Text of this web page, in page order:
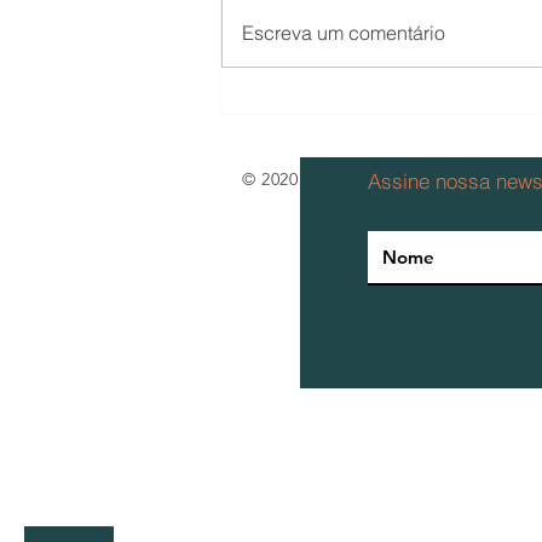
Escreva um comentário
© 2020 por Airside Ind. e Com. de
Assine nossa